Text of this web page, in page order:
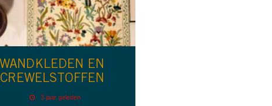
WANDKLEDEN EN
CREWELSTOFFEN
3 jaar geleden